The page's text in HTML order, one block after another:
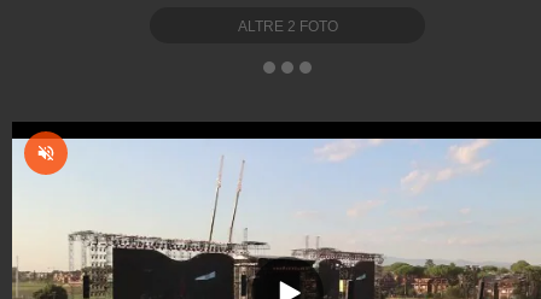
ALTRE 2 FOTO